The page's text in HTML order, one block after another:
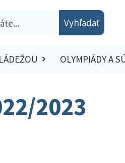
Vyhľadať
OLYMPIÁDY A
2023